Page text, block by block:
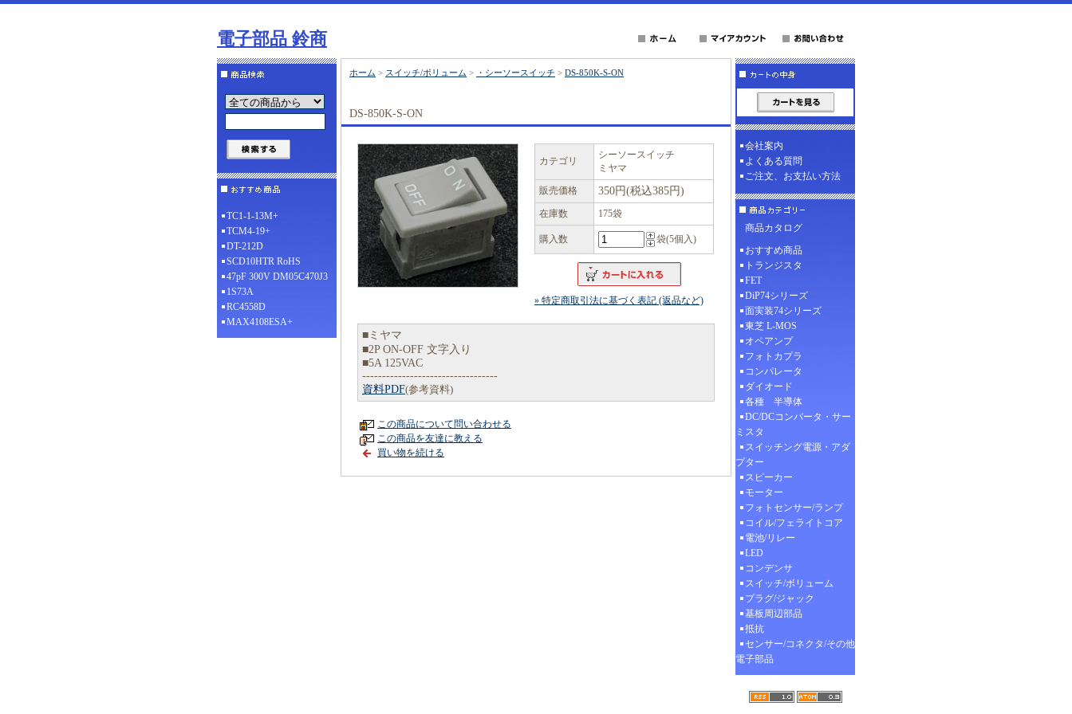
電子部品 鈴商
TC1-1-13M+
TCM4-19+
DT-212D
SCD10HTR RoHS
47pF 300V DM05C470J3
1S73A
RC4558D
MAX4108ESA+
ホーム > スイッチ/ボリューム > ・シーソースイッチ > DS-850K-S-ON
DS-850K-S-ON
カテゴリ
シーソースイッチ
ミヤマ
販売価格
350円(税込385円)
在庫数 175袋
購入数 袋(5個入)
» 特定商取引法に基づく表記 (返品など)
■ミヤマ
■2P ON-OFF 文字入り
■5A 125VAC
----------------------------------
資料PDF(参考資料)
この商品について問い合わせる
この商品を友達に教える
買い物を続ける
会社案内
よくある質問
ご注文、お支払い方法
商品カタログ
おすすめ商品
トランジスタ
FET
DiP74シリーズ
面実装74シリーズ
東芝 L-MOS
オペアンプ
フォトカプラ
コンパレータ
ダイオード
各種 半導体
DC/DCコンバータ・サー
ミスタ
スイッチング電源・アダ
プター
スピーカー
モーター
フォトセンサー/ランプ
コイル/フェライトコア
電池/リレー
LED
コンデンサ
スイッチ/ボリューム
プラグ/ジャック
基板周辺部品
抵抗
センサー/コネクタ/その他
電子部品